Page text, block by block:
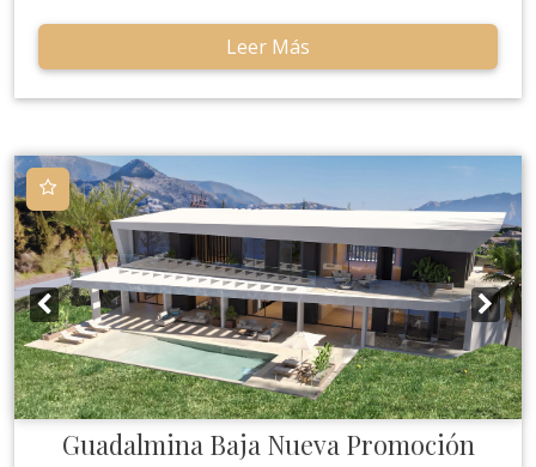
Leer Más
Guadalmina Baja Nueva Promoción